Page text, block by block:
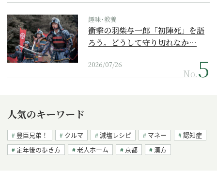
趣味･教養
衝撃の羽柴与一郎「初陣死」を語
ろう。どうして守り切れなか…
2026/07/26
No.
人気のキーワード
豊臣兄弟！ クルマ 減塩レシピ マネー
認知症
定年後の歩き方
老人ホーム 京都 漢方